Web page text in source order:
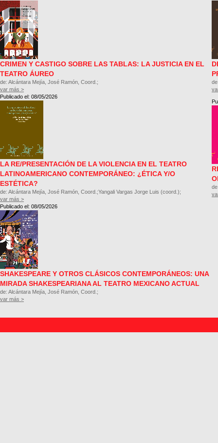
CRIMEN Y CASTIGO SOBRE LAS TABLAS: LA JUSTICIA EN EL
TEATRO ÁUREO
de: Alcántara Mejía, José Ramón, Coord.;
var más >
Publicado el: 08/05/2026
LA RE/PRESENTACIÓN DE LA VIOLENCIA EN EL TEATRO
LATINOAMERICANO CONTEMPORÁNEO: ¿ÉTICA Y/O
ESTÉTICA?
de: Alcántara Mejía, José Ramón, Coord.;Yangali Vargas Jorge Luis (coord.);
var más >
Publicado el: 08/05/2026
SHAKESPEARE Y OTROS CLÁSICOS CONTEMPORÁNEOS: UNA
MIRADA SHAKESPEARIANA AL TEATRO MEXICANO ACTUAL
de: Alcántara Mejía, José Ramón, Coord.;
var más >